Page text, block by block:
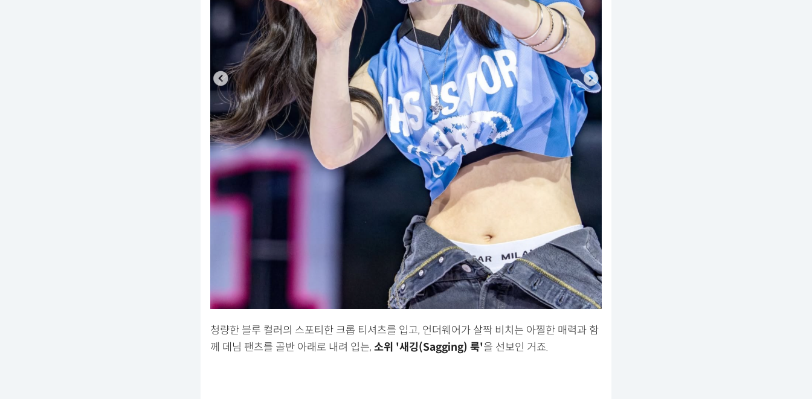
청량한 블루 컬러의 스포티한 크롭 티셔츠를 입고, 언더웨어가 살짝 비치는 아찔한 매력과 함
께 데님 팬츠를 골반 아래로 내려 입는, 소위 '새깅(Sagging) 룩'을 선보인 거죠.